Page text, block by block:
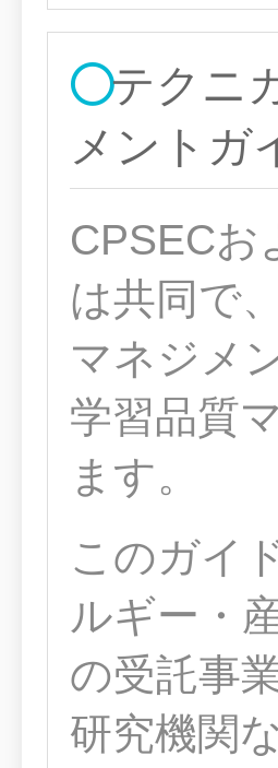
テクニ
メントガ
CPSECお
は共同で
マネジメ
学習品質
ます。
このガイ
ルギー・
の受託事
研究機関